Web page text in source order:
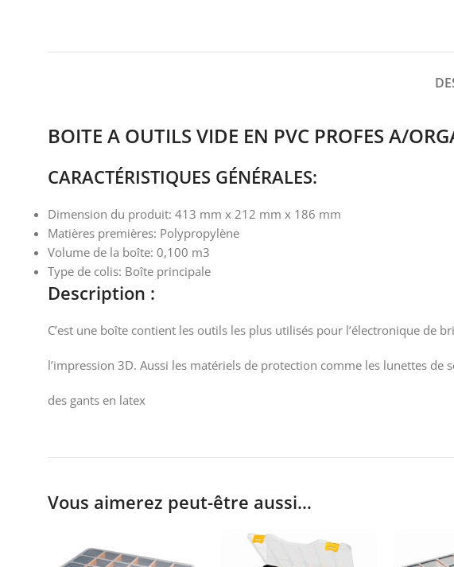
BOITE A OUTILS VIDE EN PVC PROFES A/
CARACTÉRISTIQUES GÉNÉRALES:
Dimension du produit: 413 mm x 212 mm x 186 mm
Matières premières: Polypropylène
Volume de la boîte: 0,100 m3
Type de colis: Boîte principale
Description :
C’est une boîte contient les outils les plus utilisés pour l’électronique de
l’impression 3D. Aussi les matériels de protection comme les lunettes de
des gants en latex
Vous aimerez peut-être aussi…